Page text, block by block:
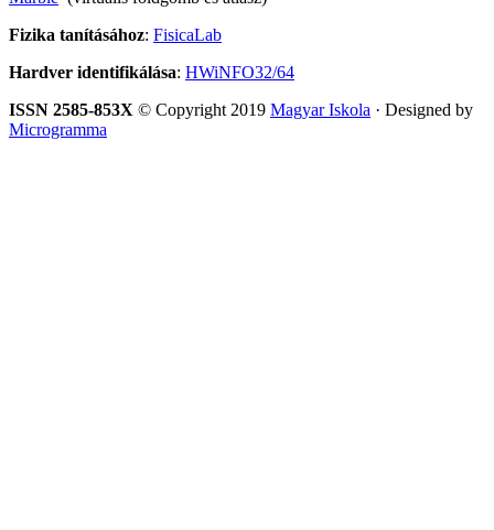
Fizika tanításához: FisicaLab
Hardver identifikálása: HWiNFO32/64
ISSN 2585-853X © Copyright 2019 Magyar Iskola · Designed by
Microgramma